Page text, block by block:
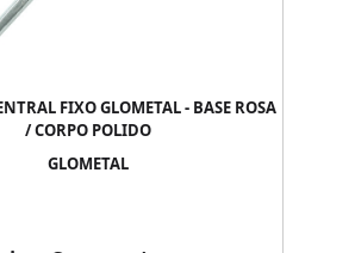
FIXO GLOMETAL - BASE ROSA
/ CORPO POLIDO
GLOMETAL